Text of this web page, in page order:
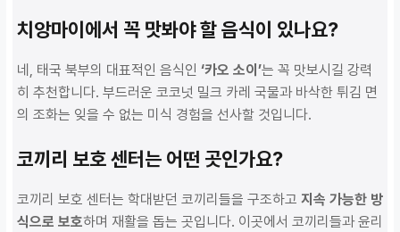
치앙마이에서 꼭 맛봐야 할 음식이 있나요?
네, 태국 북부의 대표적인 음식인 ‘카오 소이’는 꼭 맛보시길 강력
히 추천합니다. 부드러운 코코넛 밀크 카레 국물과 바삭한 튀김 면
의 조화는 잊을 수 없는 미식 경험을 선사할 것입니다.
코끼리 보호 센터는 어떤 곳인가요?
코끼리 보호 센터는 학대받던 코끼리들을 구조하고 지속 가능한 방
식으로 보호하며 재활을 돕는 곳입니다. 이곳에서 코끼리들과 윤리